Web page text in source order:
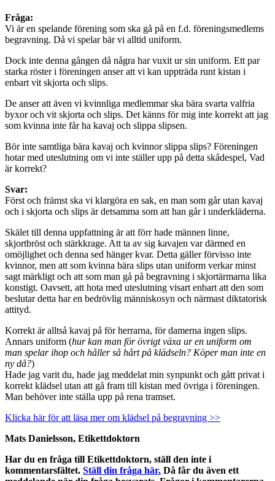
Fråga:
Vi är en spelande förening som ska gå på en f.d. föreningsmedlems
begravning. Då vi spelar bär vi alltid uniform.
Dock inte denna gången då några har vuxit ur sin uniform. Ett par
starka röster i föreningen anser att vi kan uppträda runt kistan i
enbart vit skjorta och slips.
De anser att även vi kvinnliga medlemmar ska bära svarta valfria
byxor och vit skjorta och slips. Det känns för mig inte korrekt att jag
som kvinna inte får ha kavaj och slippa slipsen.
Bör inte samtliga bära kavaj och kvinnor slippa slips? Föreningen
hotar med uteslutning om vi inte ställer upp på detta skådespel, Vad
är korrekt?
Svar:
Först och främst ska vi klargöra en sak, en man som går utan kavaj
och i skjorta och slips är detsamma som att han går i underkläderna.
Skälet till denna uppfattning är att förr hade männen linne,
skjortbröst och stärkkrage. Att ta av sig kavajen var därmed en
omöjlighet och denna sed hänger kvar. Detta gäller förvisso inte
kvinnor, men att som kvinna bära slips utan uniform verkar minst
sagt märkligt och att som man gå på begravning i skjortärmarna lika
konstigt. Oavsett, att hota med uteslutning visart enbart att den som
beslutar detta har en bedrövlig människosyn och närmast diktatorisk
attityd.
Korrekt är alltså kavaj på för herrarna, för damerna ingen slips.
Annars uniform (hur kan man för övrigt växa ur en uniform om
man spelar ihop och håller så hårt på klädseln? Köper man inte en
ny då?)
Hade jag varit du, hade jag meddelat min synpunkt och gått privat i
korrekt klädsel utan att gå fram till kistan med övriga i föreningen.
Man behöver inte ställa upp på rena tramset.
Klicka här för att läsa mer om klädsel på begravning >>
Mats Danielsson, Etikettdoktorn
Har du en fråga till Etikettdoktorn, ställ den inte i
kommentarsfältet. Ställ din fråga här. Då får du även ett